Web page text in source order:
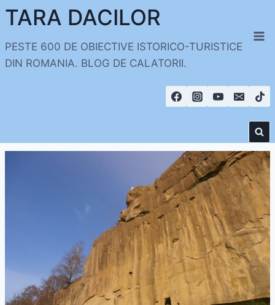
Skip
content
TARA DACILOR
PESTE 600 DE OBIECTIVE ISTORICO-TURISTICE
DIN ROMANIA. BLOG DE CALATORII.